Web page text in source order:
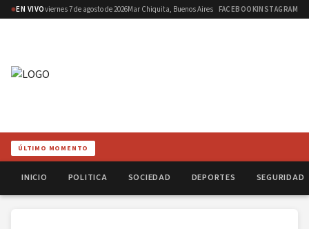
EN VIVOviernes 7 de agosto de 2026Mar Chiquita, Buenos Aires FACEBOOKINSTAGRAM
ÚLTIMO MOMENTO
INICIO POLITICA SOCIEDAD DEPORTES SEGURIDAD